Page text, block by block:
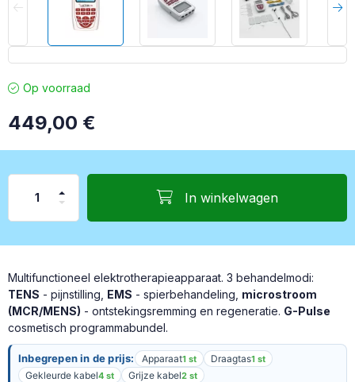
Op voorraad
449,00 €
In winkelwagen
Multifunctioneel elektrotherapieapparaat. 3 behandelmodi:
TENS - pijnstilling, EMS - spierbehandeling, microstroom
(MCR/MENS) - ontstekingsremming en regeneratie. G-Pulse
cosmetisch programmabundel.
Inbegrepen in de prijs: Apparaat1 st Draagtas1 st
Gekleurde kabel4 st Grijze kabel2 st